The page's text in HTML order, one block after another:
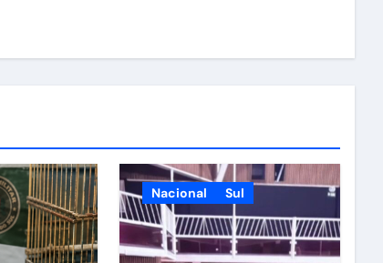
Nacional Sul